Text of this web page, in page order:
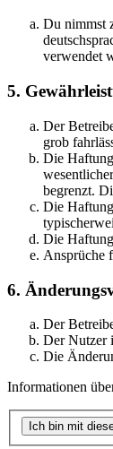
Du nimmst
verwendet
5.
Der
grob
Die
begrenzt.
Die
Die
Ansprüche
6.
Der
Der Nutzer
Die
Informationen